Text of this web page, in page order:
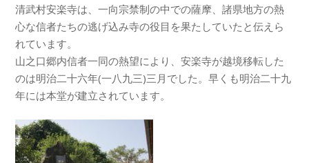
清武村安楽寺は、一向宗禁制の中での薩摩、諸県地方の熱
心な信者たちの逃げ込み寺の役目を果たしていたと伝えら
れています。
山之口郷内信者一同の熱望により、安楽寺が越境移転した
のは明治二十六年(一八九三)三月でした。早くも明治二十九
年には本堂が建立されています。